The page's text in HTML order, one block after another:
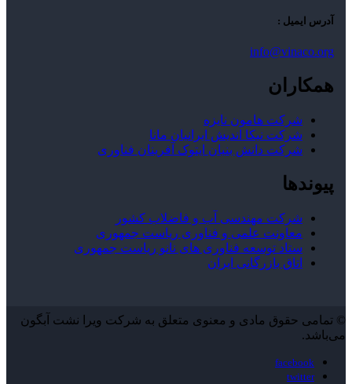
آدرس ایمیل :
info@vinaco.org
همکاران
شرکت هامون نایزه
شرکت نیکا اندیش ایرانیان مانا
شرکت دانش بنیان ایتوک آفرینان فناوری
پیوندها
شرکت مهندسی آب و فاضلاب کشور
معاونت علمی و فناوری ریاست جمهوری
ستاد توسعه فناوری های نانو ریاست جمهوری
اتاق بازرگانی ایران
© تمامی حقوق مادی و معنوی متعلق به شرکت ویرا نشت آبگون
می‌باشد.
facebook
twitter